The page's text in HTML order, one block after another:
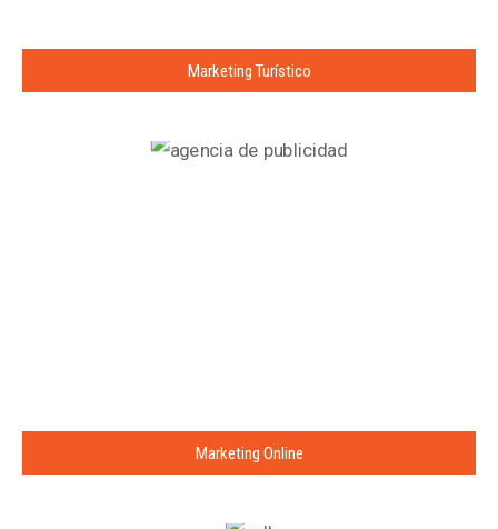
Marketing Turístico
Marketing Online